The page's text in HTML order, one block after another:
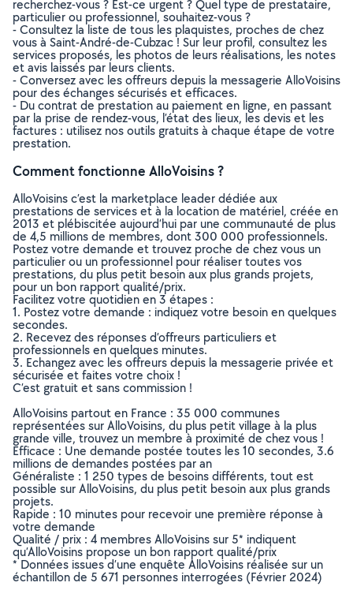
recherchez-vous ? Est-ce urgent ? Quel type de prestataire,
particulier ou professionnel, souhaitez-vous ?
- Consultez la liste de tous les plaquistes, proches de chez
vous à Saint-André-de-Cubzac ! Sur leur profil, consultez les
services proposés, les photos de leurs réalisations, les notes
et avis laissés par leurs clients.
- Conversez avec les offreurs depuis la messagerie AlloVoisins
pour des échanges sécurisés et efficaces.
- Du contrat de prestation au paiement en ligne, en passant
par la prise de rendez-vous, l’état des lieux, les devis et les
factures : utilisez nos outils gratuits à chaque étape de votre
prestation.
Comment fonctionne AlloVoisins ?
AlloVoisins c’est la marketplace leader dédiée aux
prestations de services et à la location de matériel, créée en
2013 et plébiscitée aujourd’hui par une communauté de plus
de 4,5 millions de membres, dont 300 000 professionnels.
Postez votre demande et trouvez proche de chez vous un
particulier ou un professionnel pour réaliser toutes vos
prestations, du plus petit besoin aux plus grands projets,
pour un bon rapport qualité/prix.
Facilitez votre quotidien en 3 étapes :
1. Postez votre demande : indiquez votre besoin en quelques
secondes.
2. Recevez des réponses d’offreurs particuliers et
professionnels en quelques minutes.
3. Echangez avec les offreurs depuis la messagerie privée et
sécurisée et faites votre choix !
C’est gratuit et sans commission !
AlloVoisins partout en France : 35 000 communes
représentées sur AlloVoisins, du plus petit village à la plus
grande ville, trouvez un membre à proximité de chez vous !
Efficace : Une demande postée toutes les 10 secondes, 3.6
millions de demandes postées par an
Généraliste : 1 250 types de besoins différents, tout est
possible sur AlloVoisins, du plus petit besoin aux plus grands
projets.
Rapide : 10 minutes pour recevoir une première réponse à
votre demande
Qualité / prix : 4 membres AlloVoisins sur 5* indiquent
qu’AlloVoisins propose un bon rapport qualité/prix
* Données issues d’une enquête AlloVoisins réalisée sur un
échantillon de 5 671 personnes interrogées (Février 2024)